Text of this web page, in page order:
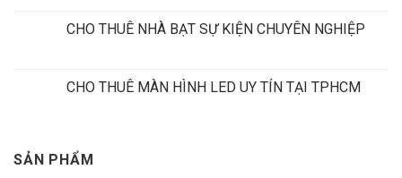
CHO THUÊ NHÀ BẠT SỰ KIỆN CHUYÊN NGHIỆP
CHO THUÊ MÀN HÌNH LED UY TÍN TẠI TPHCM
SẢN PHẨM